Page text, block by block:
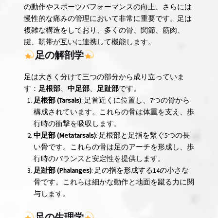
の動作やスポーツパフォーマンスの向上、さらには
慢性的な痛みの管理において非常に重要です。足は
複雑な構造をしており、多くの骨、関節、筋肉、
腱、靭帯が互いに連携して機能します。
足の解剖学
足は大きく分けて三つの部分から成り立っていま
す： 足根部、 中足部、 足趾部です。
足根部 (Tarsals): 足首近くに位置し、7つの骨から
構成されています。これらの骨は体重を支え、歩
行時の衝撃を吸収します。
中足部 (Metatarsals): 足根部と足指を繋ぐ5つの長
い骨です。これらの骨は足のアーチを形成し、歩
行時のバランスと安定性を提供します。
足趾部 (Phalanges): 足の指を形成する14の小さな
骨です。これらは細かな動作と地面を蹴る力に関
与します。